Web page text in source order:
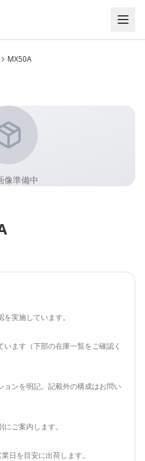
MX50A
像準備中
実施しています。
ます（下部の在庫一覧をご確認く
ョンを明記。記載外の構成はお問い
ご案内します。
日を目安に出荷します。